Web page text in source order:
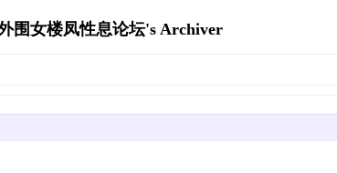
围女楼凤性息论坛's Archiver